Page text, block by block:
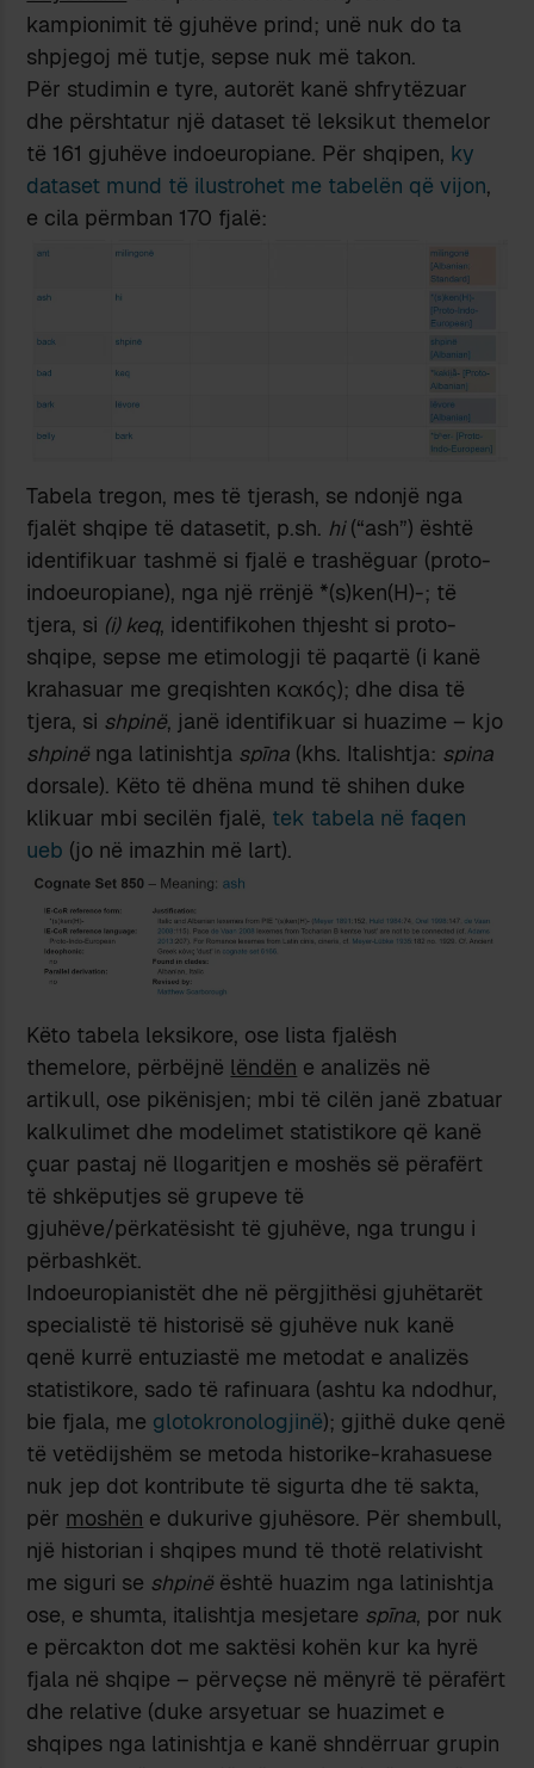
kampionimit të gjuhëve prind; unë nuk do ta
shpjegoj më tutje, sepse nuk më takon.
Për studimin e tyre, autorët kanë shfrytëzuar
dhe përshtatur një dataset të leksikut themelor
të 161 gjuhëve indoeuropiane. Për shqipen, ky
dataset mund të ilustrohet me tabelën që vijon,
e cila përmban 170 fjalë:
Tabela tregon, mes të tjerash, se ndonjë nga
fjalët shqipe të datasetit, p.sh. hi(“ash”) është
identifikuar tashmë si fjalë e trashëguar (proto-
indoeuropiane), nga një rrënjë *(s)ken(H)-; të
tjera, si (i) keq, identifikohen thjesht si proto-
shqipe, sepse me etimologji të paqartë (i kanë
krahasuar me greqishten κακός); dhe disa të
tjera, si shpinë, janë identifikuar si huazime – kjo
shpinë nga latinishtja spīna (khs. Italishtja: spina
dorsale). Këto të dhëna mund të shihen duke
klikuar mbi secilën fjalë, tek tabela në faqen
ueb (jo në imazhin më lart).
Këto tabela leksikore, ose lista fjalësh
themelore, përbëjnë lëndën e analizës në
artikull, ose pikënisjen; mbi të cilën janë zbatuar
kalkulimet dhe modelimet statistikore që kanë
çuar pastaj në llogaritjen e moshës së përafërt
të shkëputjes së grupeve të
gjuhëve/përkatësisht të gjuhëve, nga trungu i
përbashkët.
Indoeuropianistët dhe në përgjithësi gjuhëtarët
specialistë të historisë së gjuhëve nuk kanë
qenë kurrë entuziastë me metodat e analizës
statistikore, sado të rafinuara (ashtu ka ndodhur,
bie fjala, me glotokronologjinë); gjithë duke qenë
të vetëdijshëm se metoda historike-krahasuese
nuk jep dot kontribute të sigurta dhe të sakta,
për moshën e dukurive gjuhësore. Për shembull,
një historian i shqipes mund të thotë relativisht
me siguri se shpinë është huazim nga latinishtja
ose, e shumta, italishtja mesjetare spīna, por nuk
e përcakton dot me saktësi kohën kur ka hyrë
fjala në shqipe – përveçse në mënyrë të përafërt
dhe relative (duke arsyetuar se huazimet e
shqipes nga latinishtja e kanë shndërruar grupin